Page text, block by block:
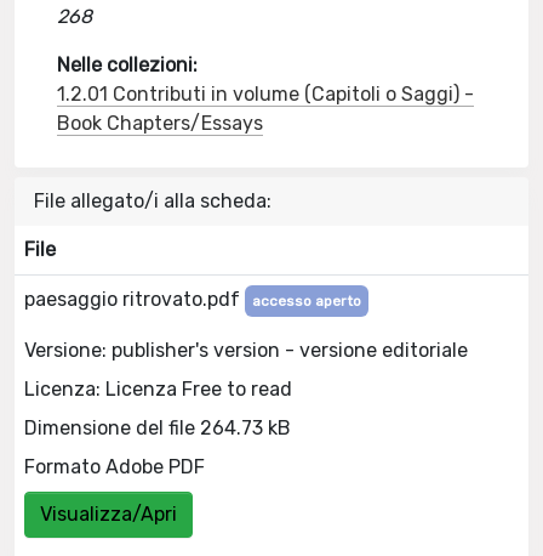
268
Nelle collezioni:
1.2.01 Contributi in volume (Capitoli o Saggi) -
Book Chapters/Essays
File allegato/i alla scheda:
File
paesaggio ritrovato.pdf accesso aperto
Versione: publisher's version - versione editoriale
Licenza: Licenza Free to read
Dimensione del file 264.73 kB
Formato Adobe PDF
Visualizza/Apri